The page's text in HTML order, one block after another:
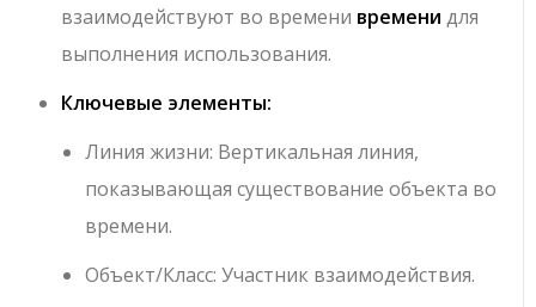
взаимодействуют во времени времени для
выполнения использования.
Ключевые элементы:
Линия жизни: Вертикальная линия,
показывающая существование объекта во
времени.
Объект/Класс: Участник взаимодействия.